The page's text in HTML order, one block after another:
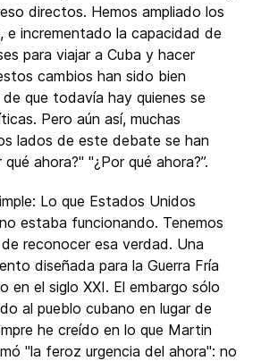
directos. Hemos ampliado los
e incrementado la capacidad de
para viajar a Cuba y hacer
cambios han sido bien
que todavía hay quienes se
Pero aún así, muchas
lados de este debate se han
ahora?" "¿Por qué ahora?”.
Lo que Estados Unidos
estaba funcionando. Tenemos
reconocer esa verdad. Una
diseñada para la Guerra Fría
en el siglo XXI. El embargo sólo
al pueblo cubano en lugar de
he creído en lo que Martin
"la feroz urgencia del ahora": no